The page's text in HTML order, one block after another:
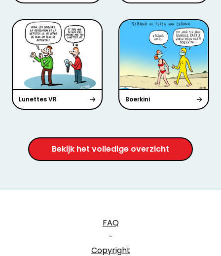
Lunettes VR Boerkini
Bekijk het volledige overzicht
FAQ
-
Copyright